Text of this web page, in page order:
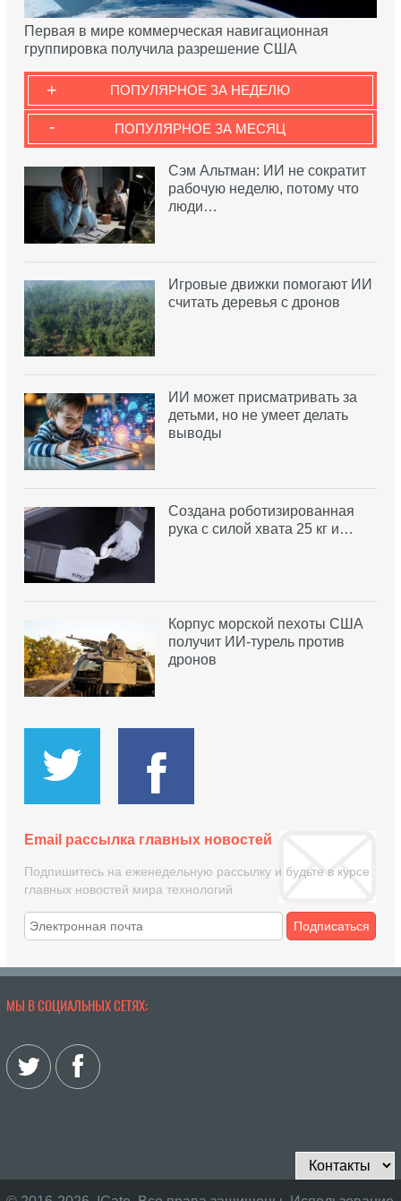
Первая в мире коммерческая навигационная
группировка получила разрешение США
ПОПУЛЯРНОЕ ЗА НЕДЕЛЮ
+
ПОПУЛЯРНОЕ ЗА МЕСЯЦ
-
Сэм Альтман: ИИ не сократит
рабочую неделю, потому что
люди…
Игровые движки помогают ИИ
считать деревья с дронов
ИИ может присматривать за
детьми, но не умеет делать
выводы
Создана роботизированная
рука с силой хвата 25 кг и…
Корпус морской пехоты США
получит ИИ-турель против
дронов
Email рассылка главных новостей
Подпишитесь на еженедельную рассылку и будьте в курсе
главных новостей мира технологий
Подписаться
МЫ В СОЦИАЛЬНЫХ СЕТЯХ: